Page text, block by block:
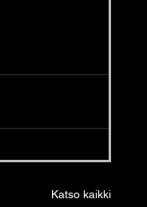
Katso kaikki